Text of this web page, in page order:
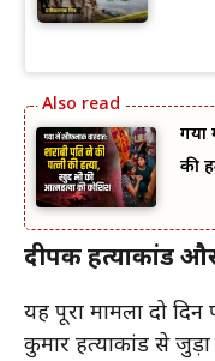
गया
की
दीपक हत्याकांड और
यह पूरा मामला दो
कुमार हत्याकांड से